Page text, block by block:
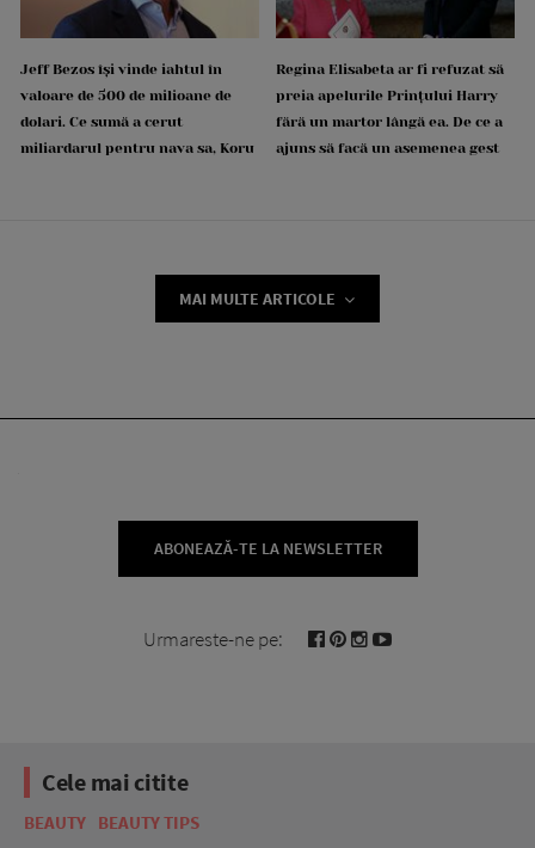
Jeff Bezos își vinde iahtul în
valoare de 500 de milioane de
dolari. Ce sumă a cerut
miliardarul pentru nava sa, Koru
Regina Elisabeta ar fi refuzat să
preia apelurile Prințului Harry
fără un martor lângă ea. De ce a
ajuns să facă un asemenea gest
MAI MULTE ARTICOLE
ABONEAZĂ-TE LA NEWSLETTER
Urmareste-ne pe:
Cele mai citite
BEAUTY BEAUTY TIPS